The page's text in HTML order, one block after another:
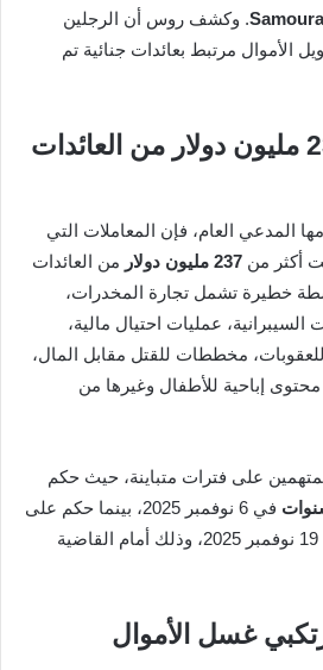
. وكشف روس أن الرجلين
الأموال مرتبط بعائدات جنائية تم
غسل أكثر من 237 مليون دولار من العائدات
المدعي العام، فإن المعاملات التي
237 مليون دولار
من العائدات
خطيرة تشمل تجارة المخدرات،
عمليات احتيال مالية،
مخططات للقتل مقابل المال،
إباحية للأطفال وغيرها من
على فترات متباينة، حيث حكم
في 6 نوفمبر 2025، بينما حكم على
في 19 نوفمبر 2025، وذلك أمام القاضية
غسل الأموال